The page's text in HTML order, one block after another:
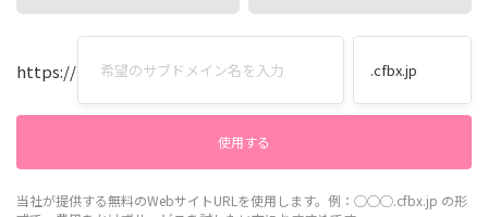
https://
当社が提供する無料のWebサイトURLを使用します。例：◯◯◯.cfbx.jp の形